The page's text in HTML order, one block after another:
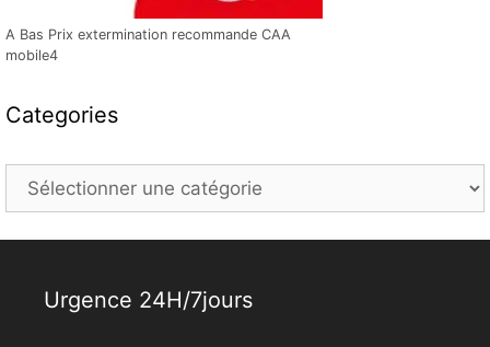
A Bas Prix extermination recommande CAA
mobile4
Categories
Categories
Urgence 24H/7jours